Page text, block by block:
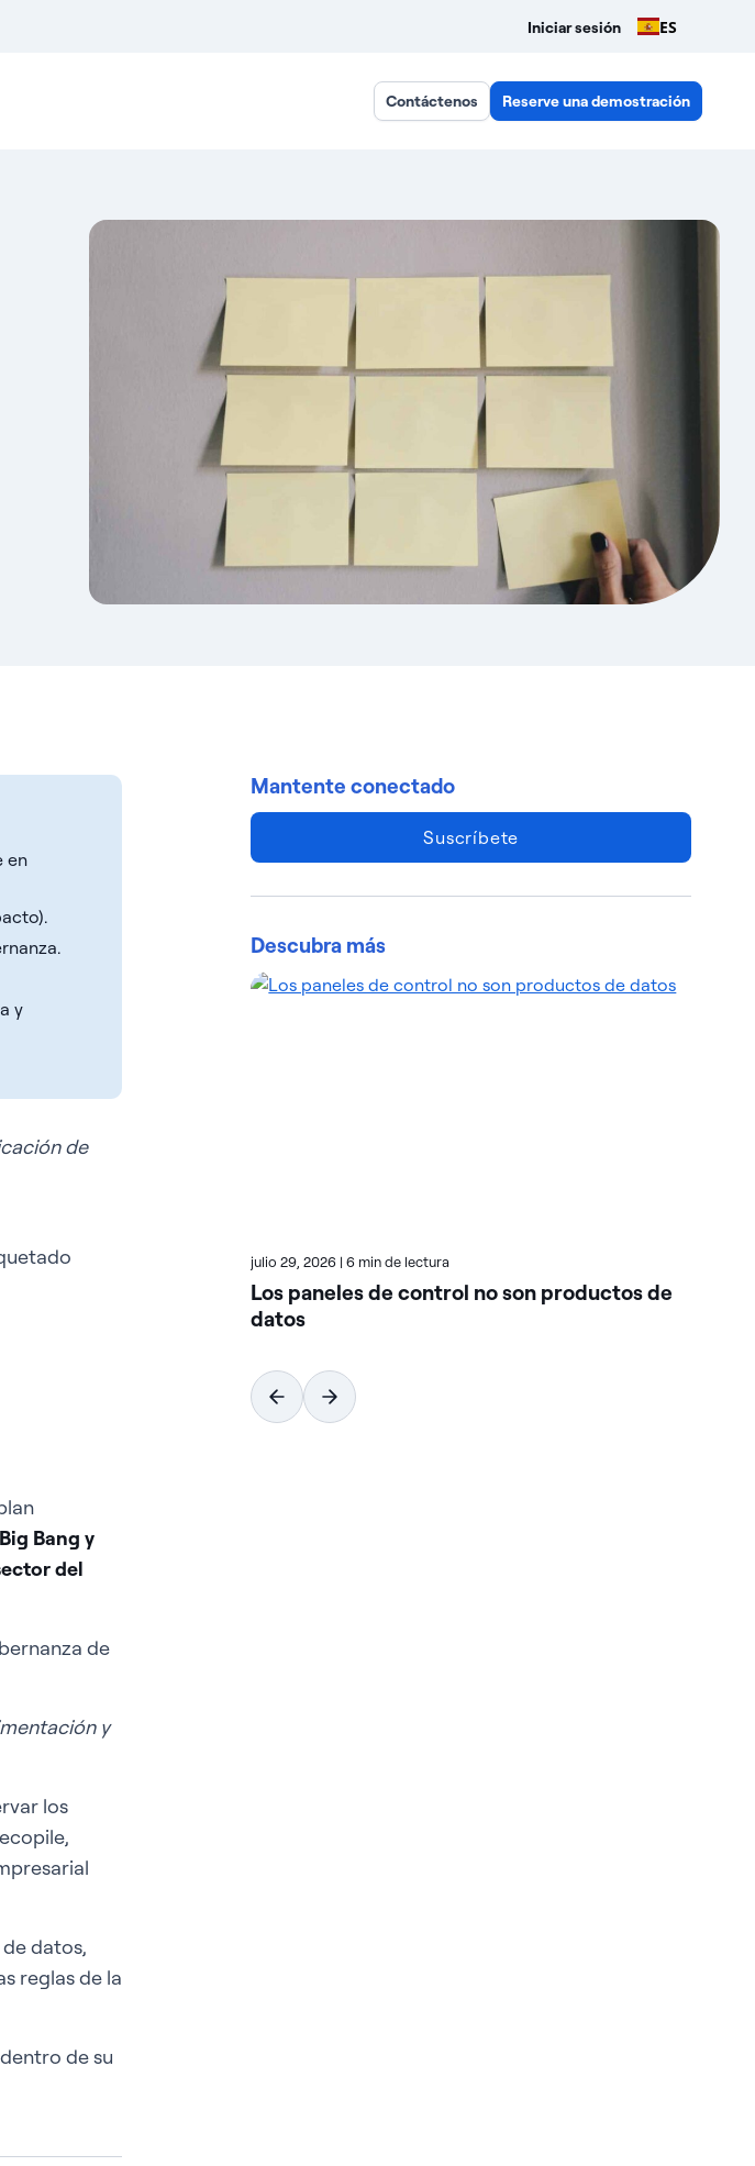
Iniciar sesión ES
Contáctenos Reserve una demostración
en
y
de
Bang y
del
de
y
los
datos,
reglas de la
de su
Mantente conectado
Suscríbete
Descubra más
julio 29, 2026 | 6 min de lectura
Los paneles de control no son productos de
datos